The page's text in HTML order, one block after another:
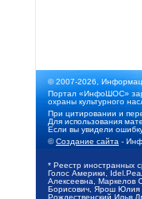
© 2007-2026,
Портал «ИнфоШОС»
охраны культурного
При цитировании и
Для использования
Если вы увидели
©Создание сайта -
* Реестр иностранных
Голос Америки,
Алексеевна, Маркелов
Борисович, Ярош Юлия
Рождественский Илья